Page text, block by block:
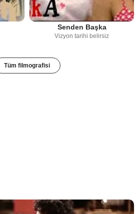
Senden Başka
Vizyon tarihi belirsiz
Tüm filmografisi